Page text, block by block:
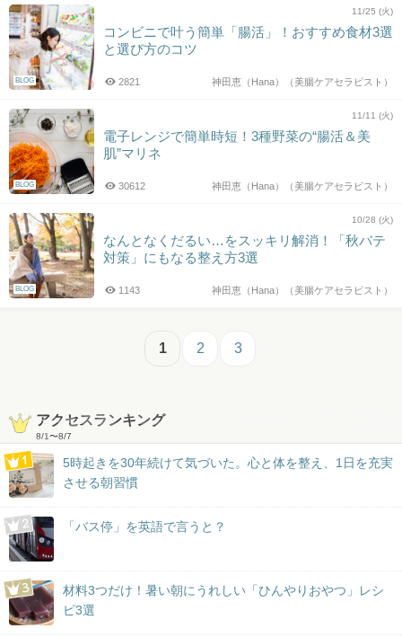
BLOG
11/25 (火)
コンビニで叶う簡単「腸活」！おすすめ食材3選
と選び方のコツ
神田恵（Hana）（美腸ケアセラピスト）
2821
BLOG
11/11 (火)
電子レンジで簡単時短！3種野菜の“腸活＆美
肌”マリネ
神田恵（Hana）（美腸ケアセラピスト）
30612
BLOG
10/28 (火)
なんとなくだるい…をスッキリ解消！「秋バテ
対策」にもなる整え方3選
神田恵（Hana）（美腸ケアセラピスト）
1143
1 2 3
アクセスランキング
8/1〜8/7
5時起きを30年続けて気づいた。心と体を整え、1日を充実
させる朝習慣
「バス停」を英語で言うと？
材料3つだけ！暑い朝にうれしい「ひんやりおやつ」レシ
ピ3選